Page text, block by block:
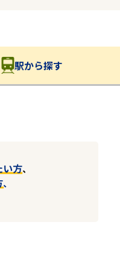
駅から探す